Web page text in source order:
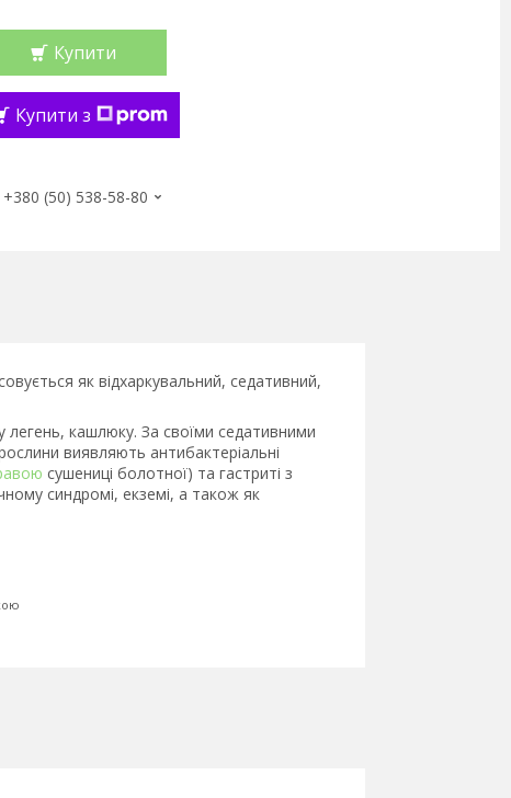
Купити
Купити з
+380 (50) 538-58-80
як відхаркувальний, седативний,
легень, кашлюку. За своїми седативними
виявляють антибактеріальні
сушениці болотної) та гастриті з
синдромі, екземі, а також як